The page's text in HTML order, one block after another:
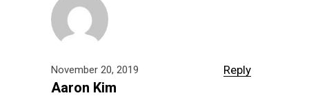
November 20, 2019 Reply
Aaron Kim